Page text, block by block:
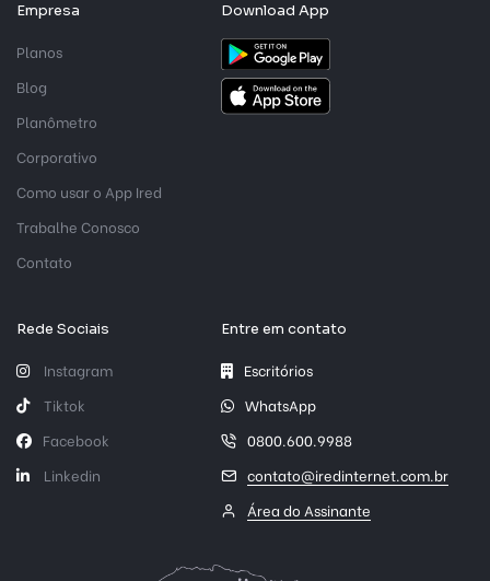
Empresa
Planos
Blog
Planômetro
Corporativo
Como usar o App Ired
Trabalhe Conosco
Contato
Download App
Rede Sociais
Instagram
Tiktok
Facebook
Linkedin
Entre em contato
Escritórios
WhatsApp
0800.600.9988
contato@iredinternet.com.br
Área do Assinante